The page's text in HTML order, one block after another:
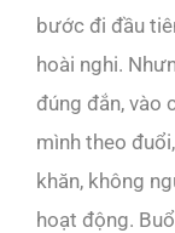
bước đi đầu
hoài nghi.
đúng đắn, vào
mình theo
khăn, không
hoạt động.